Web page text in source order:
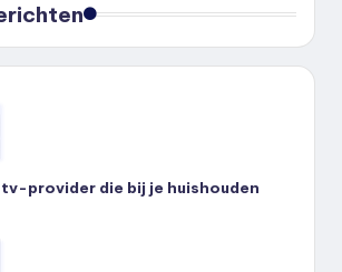
tv-provider die bij je huishouden